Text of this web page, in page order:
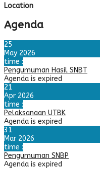
Location
Agenda
25
May 2026
time :
Pengumuman Hasil SNBT
Agenda is expired
21
Apr 2026
time :
Pelaksanaan UTBK
Agenda is expired
31
Mar 2026
time :
Pengumuman SNBP
Agenda is expired